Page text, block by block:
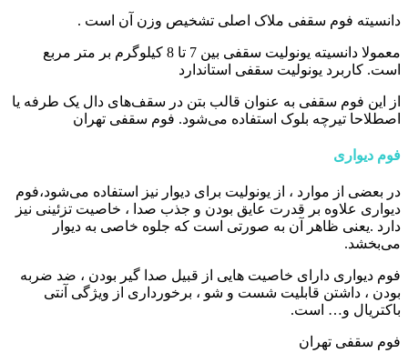
دانسیته فوم سقفی ملاک اصلی تشخیص وزن آن است .
معمولا دانسیته یونولیت سقفی بین 7 تا 8 کیلوگرم بر متر مربع
است. کاربرد یونولیت سقفی استاندارد
از این فوم سقفی به عنوان قالب بتن در سقف‌های دال یک طرفه یا
اصطلاحا تیرچه بلوک استفاده می‌شود. فوم سقفی تهران
فوم دیواری
در بعضی از موارد ، از یونولیت برای دیوار نیز استفاده می‌شود،فوم
دیواری علاوه بر قدرت عایق بودن و جذب صدا ، خاصیت تزئینی نیز
دارد .یعنی ظاهر آن به صورتی است که جلوه خاصی به دیوار
می‌بخشد.
فوم دیواری دارای خاصیت هایی از قبیل صدا گیر بودن ، ضد ضربه
بودن ، داشتن قابلیت شست و شو ، برخورداری از ویژگی آنتی
باکتریال و… است.
فوم سقفی تهران